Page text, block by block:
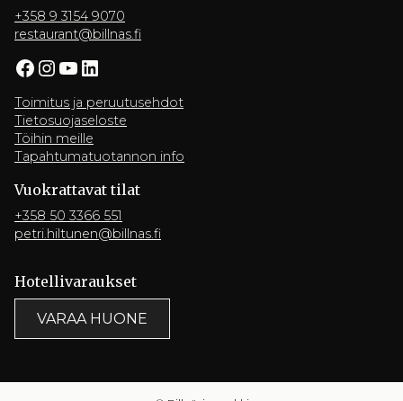
+358 9 3154 9070
restaurant@billnas.fi
Facebook InstagramYouTube LinkedIn
Toimitus ja peruutusehdot
Tietosuojaseloste
Töihin meille
Tapahtumatuotannon info
Vuokrattavat tilat
+358 50 3366 551
petri.hiltunen@billnas.fi
Hotelli­varaukset
VARAA HUONE